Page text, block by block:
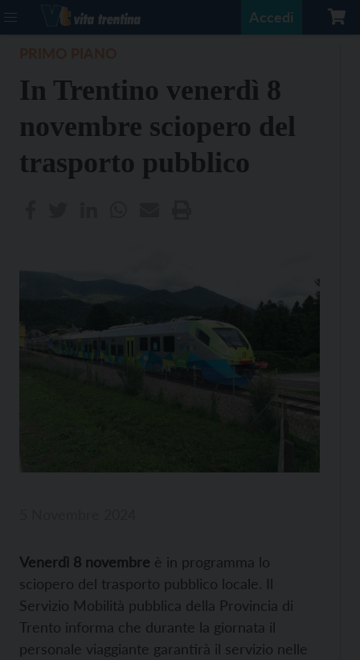
Accedi
In Trentino venerdì 8
novembre sciopero del
trasporto pubblico
Venerdì 8 novembre è in programma lo
sciopero del trasporto pubblico locale. Il
Servizio Mobilità pubblica della Provincia di
Trento informa che durante la giornata il
personale viaggiante garantirà il servizio nelle